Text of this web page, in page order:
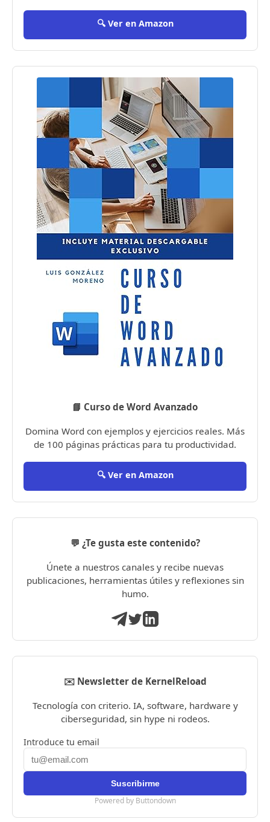
🔍 Ver en Amazon
📘 Curso de Word Avanzado
Domina Word con ejemplos y ejercicios reales. Más
de 100 páginas prácticas para tu productividad.
🔍 Ver en Amazon
💬 ¿Te gusta este contenido?
Únete a nuestros canales y recibe nuevas
publicaciones, herramientas útiles y reflexiones sin
humo.
✉️ Newsletter de KernelReload
Tecnología con criterio. IA, software, hardware y
ciberseguridad, sin hype ni rodeos.
Introduce tu email
Powered by Buttondown